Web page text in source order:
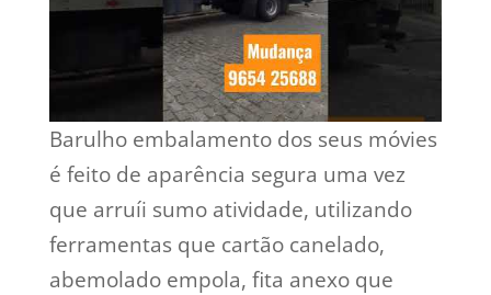
Barulho embalamento dos seus móvies
é feito de aparência segura uma vez
que arruíi sumo atividade, utilizando
ferramentas que cartão canelado,
abemolado empola, fita anexo que